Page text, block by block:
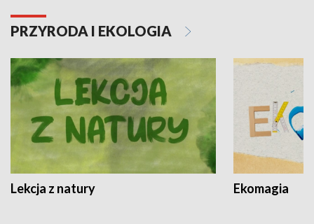
PRZYRODA I EKOLOGIA
Lekcja z natury Ekomagia